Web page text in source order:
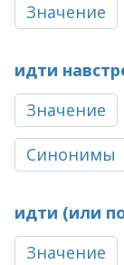
Значение
идти
Значение
Синонимы
идти (или
Значение